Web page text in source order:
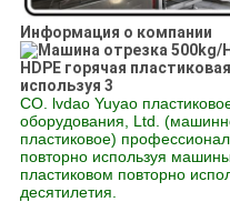
Информация о компании
CO. lvdao Yuyao
оборудования, Ltd.
пластиковое)
повторно используя
пластиковом повторно
десятилетия.